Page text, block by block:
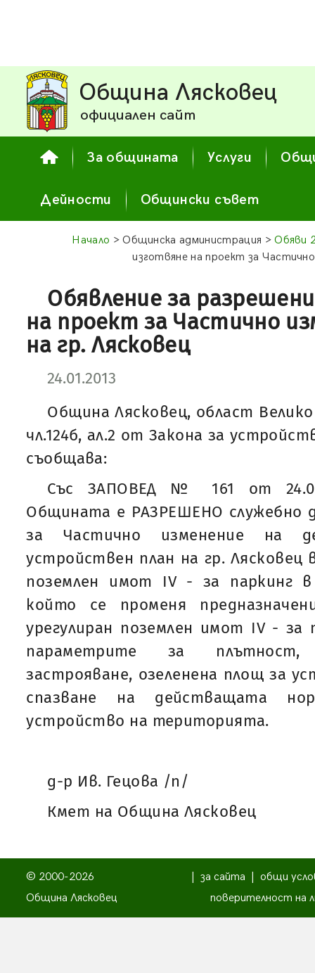
Община Лясковец
официален сайт
За общината Услуги
Дейности Общински съвет
Начало > Общинска администрация >Обяви
изготвяне на проект за
Обявление за
на проект за Частично
на гр. Лясковец
24.01.2013
Община Лясковец, област
чл.124б, ал.2 от Закона за
съобщава:
Със ЗАПОВЕД № 161 от
Общината е РАЗРЕШЕНО служебно
за Частично изменение на
устройствен план на гр. Лясковец
поземлен имот ІV - за паркинг в
който се променя
урегулиран поземлен имот ІV - за
параметрите за
застрояване, озеленена площ за
спазване на действащата
устройство на територията.
д-р Ив. Гецова /п/
Кмет на Община Лясковец
© 2000-2026
Община Лясковец
за сайта
общи
поверителност на